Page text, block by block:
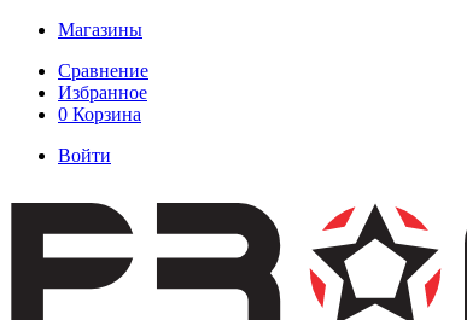
Магазины
Сравнение
Избранное
0 Корзина
Войти